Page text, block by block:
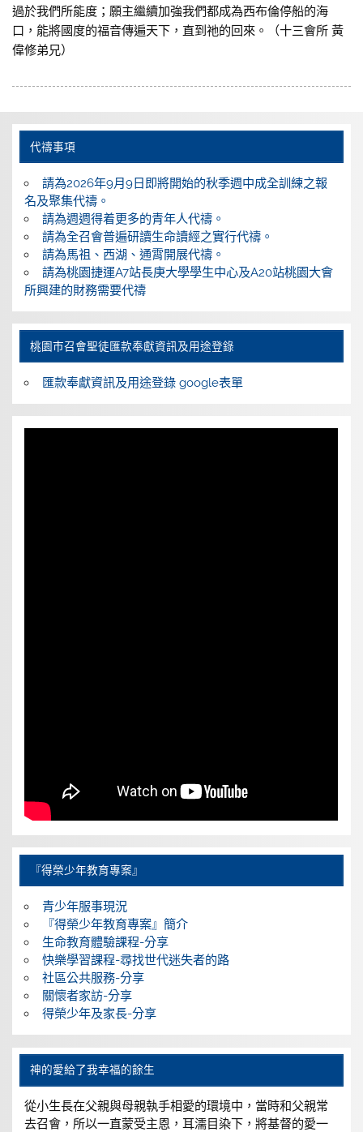
過於我們所能度；願主繼續加強我們都成為西布倫停船的海
口，能將國度的福音傳遍天下，直到祂的回來。（十三會所 黃
偉修弟兄）
代禱事項
請為2026年9月9日即將開始的秋季週中成全訓練之報
名及聚集代禱。
請為週週得着更多的青年人代禱。
請為全召會普遍研讀生命讀經之實行代禱。
請為馬祖、西湖、通霄開展代禱。
請為桃園捷運A7站長庚大學學生中心及A20站桃園大會
所興建的財務需要代禱
桃園巿召會聖徒匯款奉獻資訊及用途登錄
匯款奉獻資訊及用途登錄 google表單
『得榮少年教育專案』
青少年服事現況
『得榮少年教育專案』簡介
生命教育體驗課程-分享
快樂學習課程-尋找世代迷失者的路
社區公共服務-分享
關懷者家訪-分享
得榮少年及家長-分享
神的愛給了我幸福的餘生
從小生長在父親與母親執手相愛的環境中，當時和父親常
去召會，所以一直蒙受主恩，耳濡目染下，將基督的愛一